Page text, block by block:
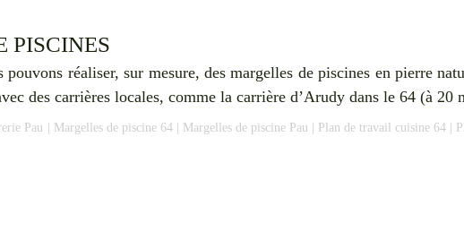
PISCINES
réaliser, sur mesure, des margelles de piscines en pierre
des carrières locales, comme la carrière d’Arudy dans le 64 (à
Pau | Margelles de piscine 64| Margelles de piscine Pau | Plan de travail cuisine 64 |